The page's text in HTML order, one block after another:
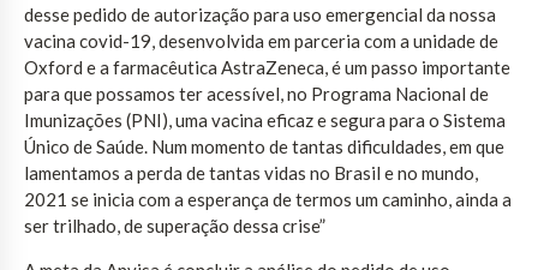
desse pedido de autorização para uso emergencial da nossa
vacina covid-19, desenvolvida em parceria com a unidade de
Oxford e a farmacêutica AstraZeneca, é um passo importante
para que possamos ter acessível, no Programa Nacional de
Imunizações (PNI), uma vacina eficaz e segura para o Sistema
Único de Saúde. Num momento de tantas dificuldades, em que
lamentamos a perda de tantas vidas no Brasil e no mundo,
2021 se inicia com a esperança de termos um caminho, ainda a
ser trilhado, de superação dessa crise”